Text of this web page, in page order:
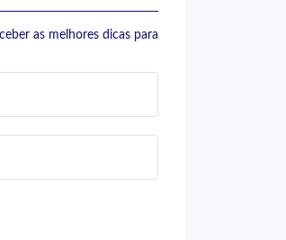
as melhores dicas para